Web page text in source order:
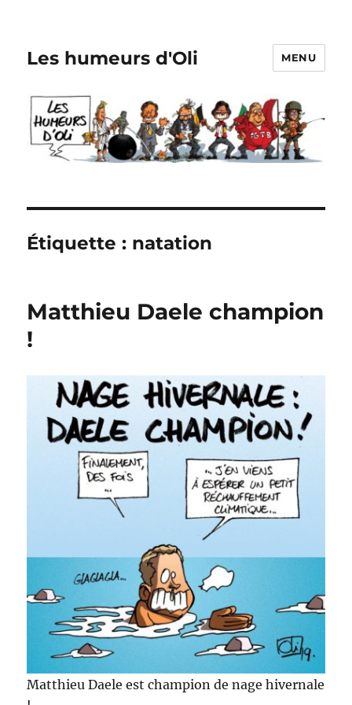
Les humeurs d'Oli MENU
Étiquette : natation
Matthieu Daele champion
!
Matthieu Daele est champion de nage hivernale